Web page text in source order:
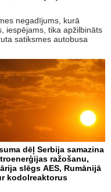
negadījums, kurā
iespējams, tika apžilbināts
satiksmes autobusa
dēļ Serbija samazina
ražošanu,
slēgs AES, Rumānijā
kodolreaktorus